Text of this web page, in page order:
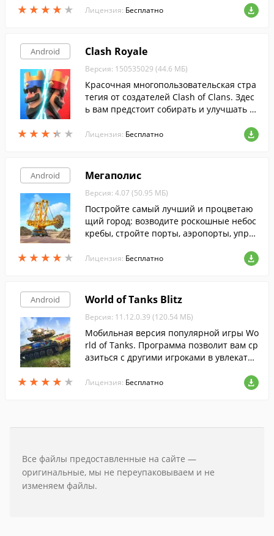
★ ★ ★ ★ ★
★ ★ ★ ★ ★ Лицензия: Бесплатно
Android
★ ★ ★ ★ ★
★ ★ ★ ★ ★
Clash Royale
Версия: 150535029 (44.6 МБ)
Красочная многопользовательская стра
тегия от создателей Clash of Clans. Здес
ь вам предстоит собирать и улучшать д
ся с многочисленными противниками н
Лицензия: Бесплатно
Android
★ ★ ★ ★ ★
★ ★ ★ ★ ★
Мегаполис
Версия: 4.07 (50.95 МБ)
Постройте самый лучший и процветаю
щий город: возводите роскошные небос
кребы, стройте порты, аэропорты, управ
елей.
Лицензия: Бесплатно
Android
★ ★ ★ ★ ★
★ ★ ★ ★ ★
World of Tanks Blitz
Версия: 11.12.0.39 (120.54 МБ)
Мобильная версия популярной игры Wo
rld of Tanks. Программа позволит вам ср
азиться с другими игроками в увлекател
ндарных боевых машинах.
Лицензия: Бесплатно
Все файлы предоставленные на сайте —
оригинальные, мы не переупаковываем и не
изменяем файлы.